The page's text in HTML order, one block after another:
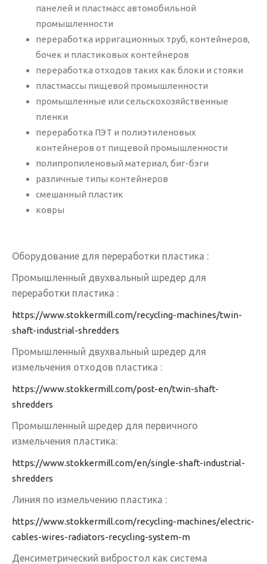
панелей и пластмасс автомобильной
промышленности
переработка ирригационных труб, контейнеров,
бочек и пластиковых контейнеров
переработка отходов таких как блоки и стояки
пластмассы пищевой промышленности
промышленные или сельскохозяйственные
пленки
переработка ПЭТ и полиэтиленовых
контейнеров от пищевой промышленности
полипропиленовый материал, биг-бэги
различные типы контейнеров
смешанный пластик
ковры
Оборудование для переработки пластика :
Промышленный двухвальный шредер для
переработки пластика :
https://www.stokkermill.com/recycling-machines/twin-
shaft-industrial-shredders
Промышленный двухвальный шредер для
измельчения отходов пластика :
https://www.stokkermill.com/post-en/twin-shaft-
shredders
Промышленный шредер для первичного
измельчения пластика:
https://www.stokkermill.com/en/single-shaft-industrial-
shredders
Линия по измельчению пластика :
https://www.stokkermill.com/recycling-machines/electric-
cables-wires-radiators-recycling-system-m
Денсиметрический вибростол как система